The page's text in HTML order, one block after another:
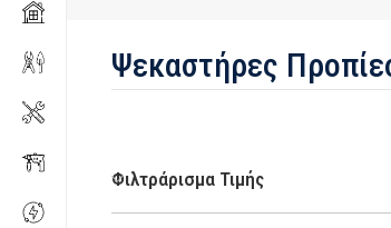
Ψεκαστήρες
Φιλτράρισμα Τιμής